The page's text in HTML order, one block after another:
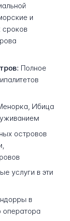
и
сроков
Полное
Ибица
островов
услуги в эти
в
оператора